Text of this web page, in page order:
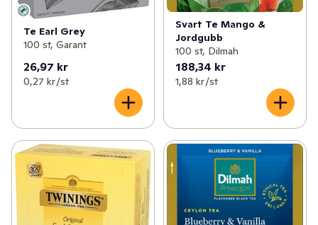
Te Earl Grey
100 st, Garant
26,97 kr
0,27 kr /st
Svart Te Mango &
Jordgubb
100 st, Dilmah
188,34 kr
1,88 kr /st